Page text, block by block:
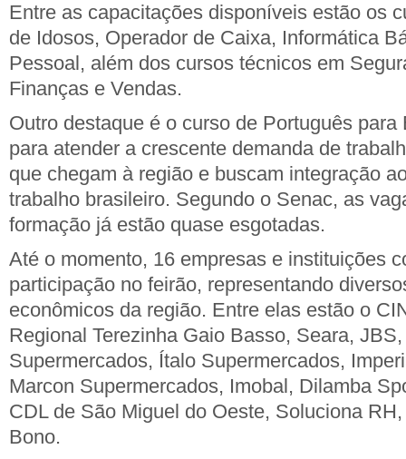
Entre as capacitações disponíveis estão os
de Idosos, Operador de Caixa, Informática
Pessoal, além dos cursos técnicos em
Finanças e Vendas.
Outro destaque é o curso de Português para
para atender a crescente demanda de
que chegam à região e buscam integração
trabalho brasileiro. Segundo o Senac, as
formação já estão quase esgotadas.
Até o momento, 16 empresas e instituições
participação no feirão, representando
econômicos da região. Entre elas estão o
Regional Terezinha Gaio Basso, Seara,
Supermercados, Ítalo Supermercados,
Marcon Supermercados, Imobal, Dilamba
CDL de São Miguel do Oeste, Soluciona
Bono.